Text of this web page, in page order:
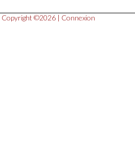
Copyright ©2026 | Connexion